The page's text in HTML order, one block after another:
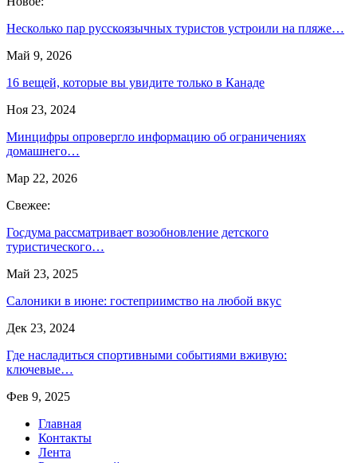
Несколько пар русскоязычных туристов устроили на пляже…
Май 9, 2026
16 вещей, которые вы увидите только в Канаде
Ноя 23, 2024
Минцифры опровергло информацию об ограничениях
домашнего…
Мар 22, 2026
Свежее:
Госдума рассматривает возобновление детского
туристического…
Май 23, 2025
Салоники в июне: гостеприимство на любой вкус
Дек 23, 2024
Где насладиться спортивными событиями вживую:
ключевые…
Фев 9, 2025
Главная
Контакты
Лента